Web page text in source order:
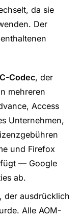
da sie
Der
Codec, der
mehreren
Access
Unternehmen,
und Firefox
— Google
ab.
, der ausdrücklich
Alle AOM-